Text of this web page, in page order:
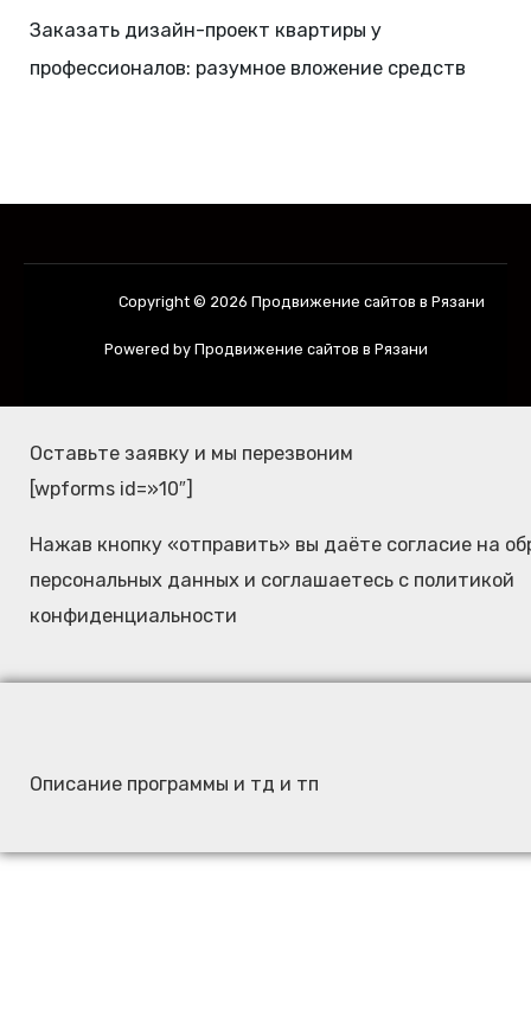
Заказать дизайн-проект квартиры у
профессионалов: разумное вложение средств
Copyright © 2026 Продвижение сайтов в Рязани
Powered by Продвижение сайтов в Рязани
Оставьте заявку и мы перезвоним
[wpforms id=»10″]
Нажав кнопку «отправить» вы даёте согласие на
персональных данных и соглашаетесь c политикой
конфиденциальности
Описание программы и тд и тп